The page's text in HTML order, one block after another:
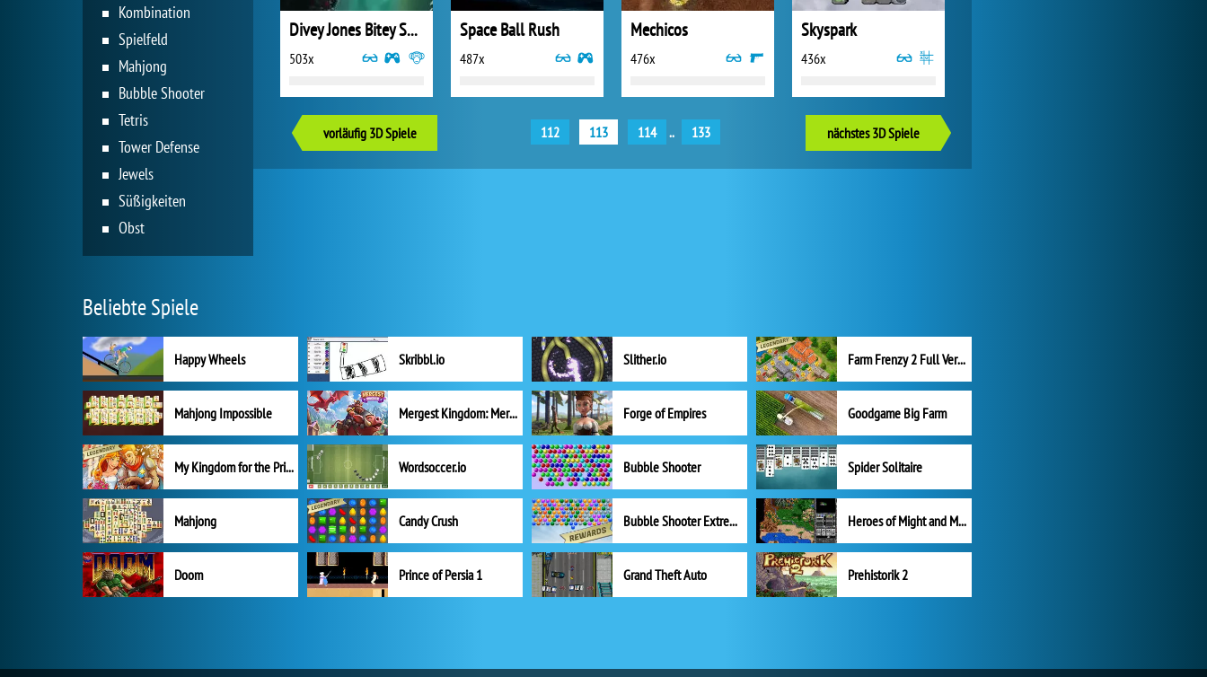
Divey Jones Bitey Shark
503x
Space Ball Rush
487x
Mechicos
476x
Skyspark
436x
vorläufig 3D Spiele 112 113 114 .. 133 nächstes 3D Spiele
Kombination
Spielfeld
Mahjong
Bubble Shooter
Tetris
Tower Defense
Jewels
Süßigkeiten
Obst
Beliebte Spiele
Happy Wheels Skribbl.io Slither.io Farm Frenzy 2 Full Version
Mahjong Impossible Mergest Kingdom: Merge Puzzle Forge of Empires Goodgame Big Farm
My Kingdom for the Princess Vollversion Wordsoccer.io Bubble Shooter Spider Solitaire
Mahjong Candy Crush Bubble Shooter Extreme Heroes of Might and Magic II
Doom Prince of Persia 1 Grand Theft Auto Prehistorik 2